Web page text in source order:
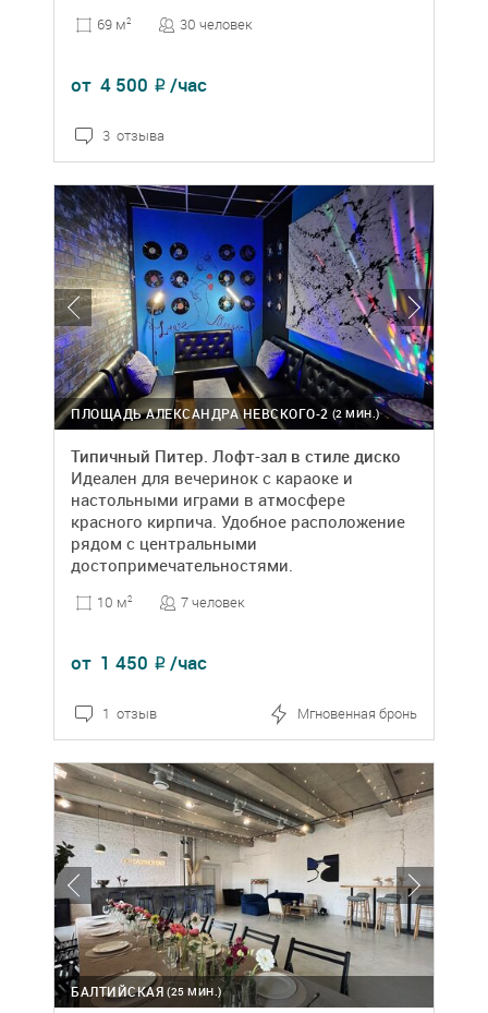
69 м2 30 человек
от 4 500 ₽ /час
3 отзыва
(2 МИН.)
ПЛОЩАДЬ АЛЕКСАНДРА НЕВСКОГО-2
Типичный Питер. Лофт-зал в стиле диско
Идеален для вечеринок с караоке и
настольными играми в атмосфере
красного кирпича. Удобное расположение
рядом с центральными
достопримечательностями.
10 м2 7 человек
от 1 450 ₽ /час
1 отзыв Мгновенная бронь
(25 МИН.)
БАЛТИЙСКАЯ